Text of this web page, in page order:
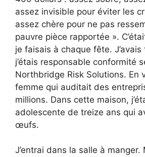
assez invisible pour éviter les
assez chère pour ne pas
pauvre pièce rapportée ».
je faisais à chaque fête.
j’étais responsable conformité
Northbridge Risk Solutions. En
femme qui auditait des
millions. Dans cette maison,
adolescente de treize ans qui
œufs.
J’entrai dans la salle à manger.